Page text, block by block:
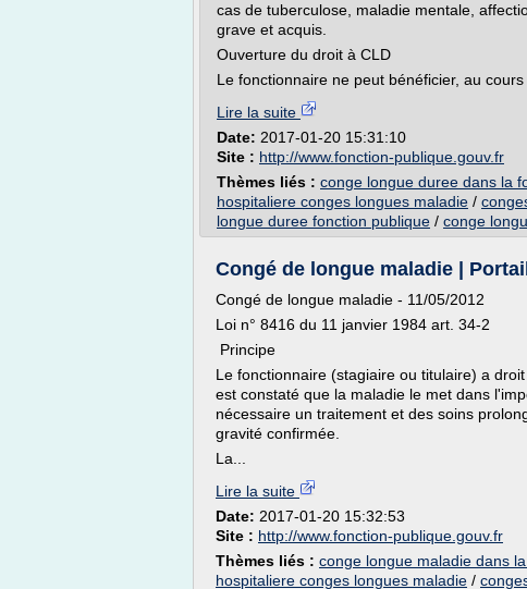
cas de tuberculose, maladie mentale,
grave et acquis.
Ouverture du droit à CLD
Le fonctionnaire ne peut bénéficier, au cours
Lire la suite
Date: 2017-01-20 15:31:10
Site : http://www.fonction-publique.gouv.fr
Thèmes liés : conge longue duree dans la
hospitaliere conges longues maladie /
longue duree fonction publique / conge
Congé de longue maladie |
Congé de longue maladie - 11/05/2012
Loi n° 8416 du 11 janvier 1984 art. 34-2
Principe
Le fonctionnaire (stagiaire ou titulaire) a
est constaté que la maladie le met dans
nécessaire un traitement et des soins
gravité confirmée.
La...
Lire la suite
Date: 2017-01-20 15:32:53
Site : http://www.fonction-publique.gouv.fr
Thèmes liés : conge longue maladie dans
hospitaliere conges longues maladie /